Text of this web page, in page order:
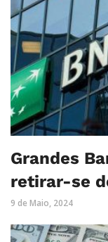
Grandes
retirar-se
9 de Maio, 2024